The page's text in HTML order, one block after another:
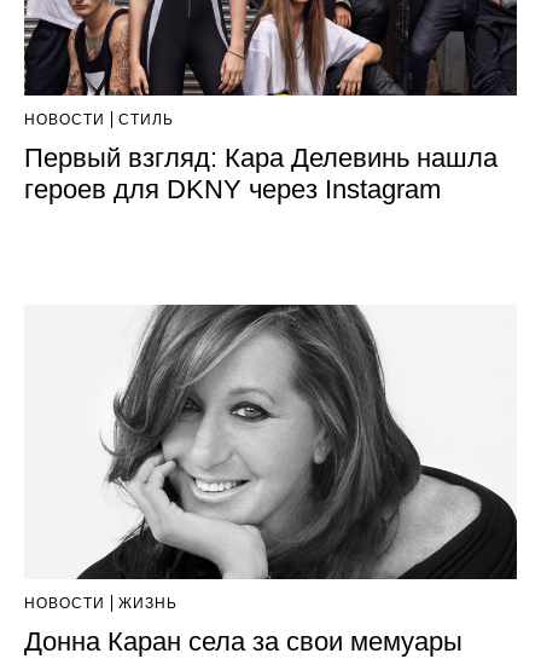
НОВОСТИ СТИЛЬ
Первый взгляд: Кара Делевинь нашла
героев для DKNY через Instagram
НОВОСТИ ЖИЗНЬ
Донна Каран села за свои мемуары